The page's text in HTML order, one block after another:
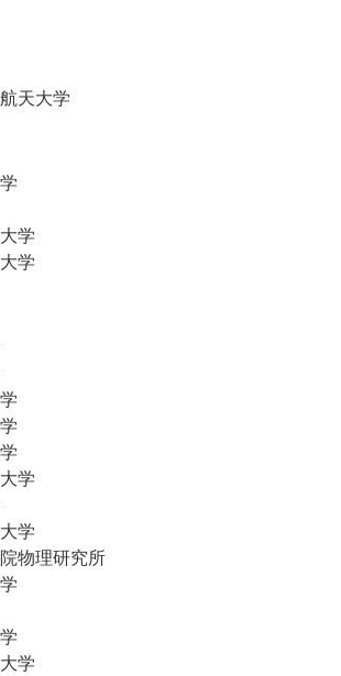
天大学
学
学
学
学
物理研究所
学